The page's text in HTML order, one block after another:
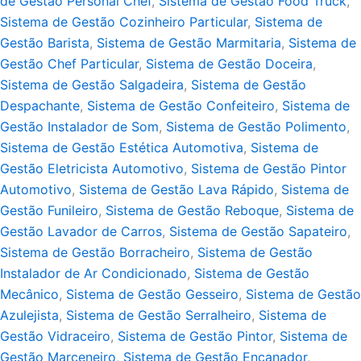
Sistema de Gestão Cozinheiro Particular, Sistema de
Gestão Barista, Sistema de Gestão Marmitaria, Sistema de
Gestão Chef Particular, Sistema de Gestão Doceira,
Sistema de Gestão Salgadeira, Sistema de Gestão
Despachante, Sistema de Gestão Confeiteiro, Sistema de
Gestão Instalador de Som, Sistema de Gestão Polimento,
Sistema de Gestão Estética Automotiva, Sistema de
Gestão Eletricista Automotivo, Sistema de Gestão Pintor
Automotivo, Sistema de Gestão Lava Rápido, Sistema de
Gestão Funileiro, Sistema de Gestão Reboque, Sistema de
Gestão Lavador de Carros, Sistema de Gestão Sapateiro,
Sistema de Gestão Borracheiro, Sistema de Gestão
Instalador de Ar Condicionado, Sistema de Gestão
Mecânico, Sistema de Gestão Gesseiro, Sistema de Gestão
Azulejista, Sistema de Gestão Serralheiro, Sistema de
Gestão Vidraceiro, Sistema de Gestão Pintor, Sistema de
Gestão Marceneiro, Sistema de Gestão Encanador,